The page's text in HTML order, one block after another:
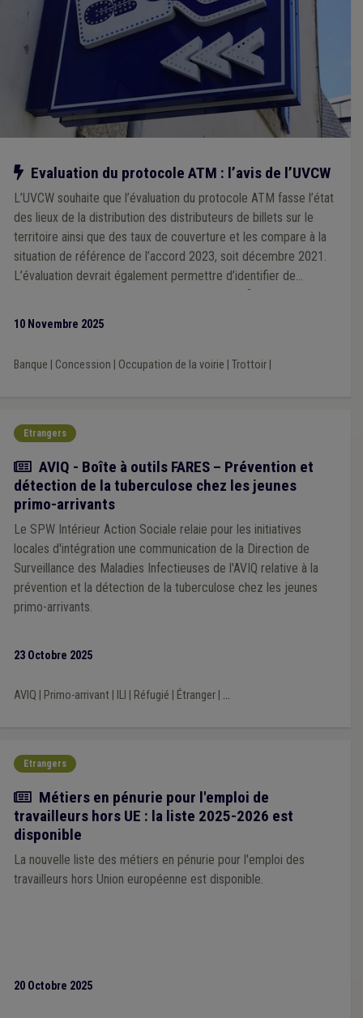
Notre action
Evaluation du protocole ATM : l’avis de l’UVCW
L’UVCW souhaite que l’évaluation du protocole ATM fasse l’état
des lieux de la distribution des distributeurs de billets sur le
territoire ainsi que des taux de couverture et les compare à la
situation de référence de l’accord 2023, soit décembre 2021.
L’évaluation devrait également permettre d’identifier de
10 Novembre 2025
Banque Concession Occupation de la voirie Trottoir|
Etrangers
Actualité
AVIQ - Boîte à outils FARES – Prévention et
détection de la tuberculose chez les jeunes
primo-arrivants
Le SPW Intérieur Action Sociale relaie pour les initiatives
locales d'intégration une communication de la Direction de
Surveillance des Maladies Infectieuses de l'AVIQ relative à la
prévention et la détection de la tuberculose chez les jeunes
primo-arrivants.
23 Octobre 2025
AVIQ Primo-arrivant| ILI Réfugié Étranger| ...
Etrangers
Actualité
Métiers en pénurie pour l'emploi de
travailleurs hors UE : la liste 2025-2026 est
disponible
La nouvelle liste des métiers en pénurie pour l'emploi des
travailleurs hors Union européenne est disponible.
20 Octobre 2025